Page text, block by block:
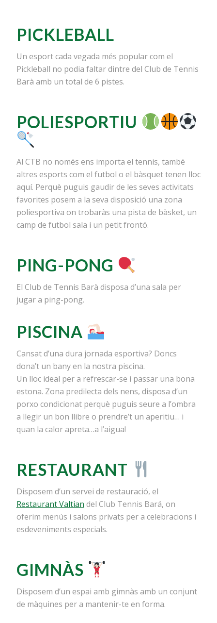
PICKLEBALL
Un esport cada vegada més popular com el
Pickleball no podia faltar dintre del Club de Tennis
Barà amb un total de 6 pistes.
POLIESPORTIU
Al CTB no només ens importa el tennis, també
altres esports com el futbol o el bàsquet tenen lloc
aquí. Perquè puguis gaudir de les seves activitats
favorites posem a la seva disposició una zona
poliesportiva on trobaràs una pista de bàsket, un
camp de futbol sala i un petit frontó.
PING-PONG
El Club de Tennis Barà disposa d’una sala per
jugar a ping-pong.
PISCINA
Cansat d’una dura jornada esportiva? Doncs
dona’t un bany en la nostra piscina.
Un lloc ideal per a refrescar-se i passar una bona
estona. Zona predilecta dels nens, disposa d’un
porxo condicionat perquè puguis seure a l’ombra
a llegir un bon llibre o prendre’t un aperitiu… i
quan la calor apreta…a l’aigua!
RESTAURANT
Disposem d’un servei de restauració, el
Restaurant Valtian del Club Tennis Bará, on
oferim menús i salons privats per a celebracions i
esdeveniments especials.
GIMNÀS
Disposem d’un espai amb gimnàs amb un conjunt
de màquines per a mantenir-te en forma.